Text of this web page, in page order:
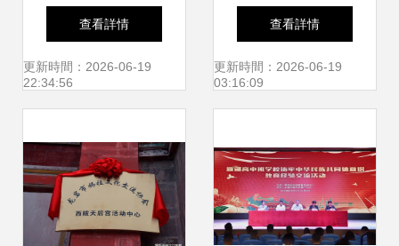
愛新覺羅·文嘉與恒
錦香港宮廷畫展盛
查看詳情
更新時間：2026-06-19
22:34:56
國際交流周活動手
冊
查看詳情
更新時間：2026-06-19
03:16:09